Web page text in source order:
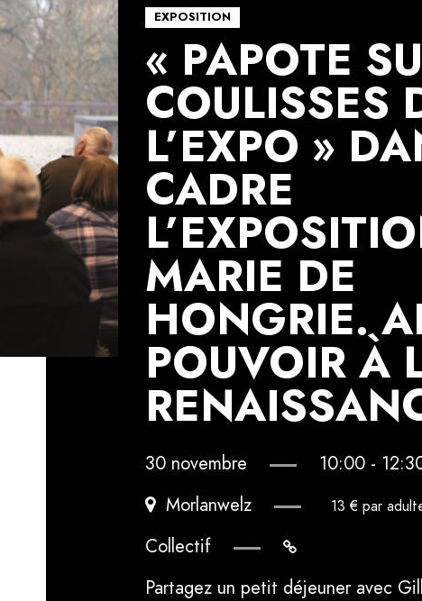
EXPOSITION
« PAPOTE
COULISSES
L’EXPO »
CADRE
MARIE DE
HONGRIE.
POUVOIR À
30 novembre
10:00 -
Morlanwelz
13 € par
Collectif
Partagez un petit déjeuner avec